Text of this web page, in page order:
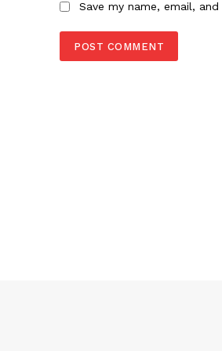
Save my name, email,